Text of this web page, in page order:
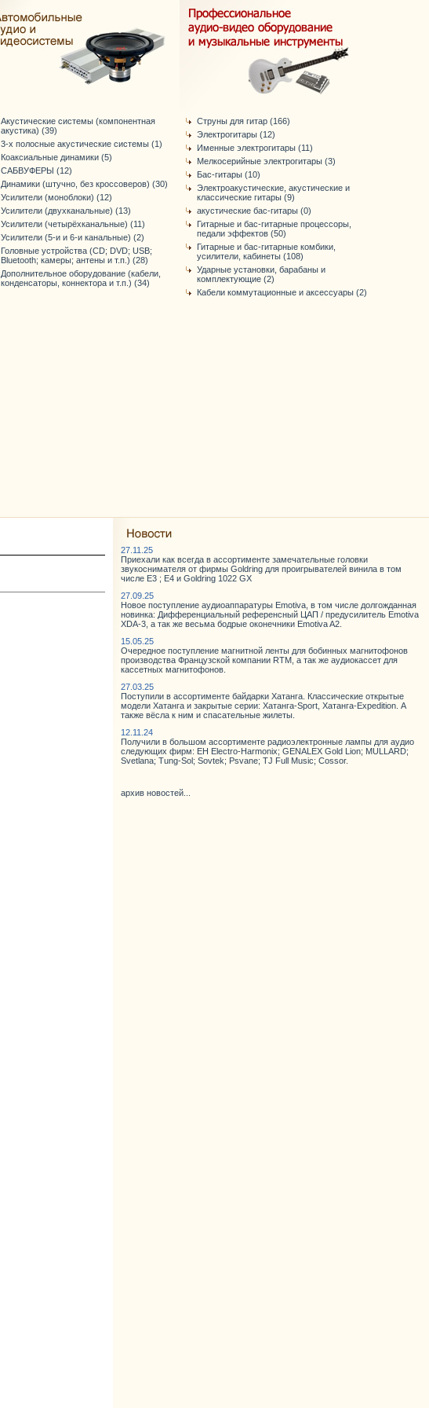
Акустические системы (компонентная
акустика) (39)
3-х полосные акустические системы (1)
Коаксиальные динамики (5)
САБВУФЕРЫ (12)
Динамики (штучно, без кроссоверов) (30)
Усилители (моноблоки) (12)
Усилители (двухканальные) (13)
Усилители (четырёхканальные) (11)
Усилители (5-и и 6-и канальные) (2)
Головные устройства (CD; DVD; USB;
Bluetooth; камеры; антены и т.п.) (28)
Дополнительное оборудование (кабели,
конденсаторы, коннектора и т.п.) (34)
Струны для гитар (166)
Электрогитары (12)
Именные электрогитары (11)
Мелкосерийные электрогитары (3)
Бас-гитары (10)
Электроакустические, акустические и
классические гитары (9)
акустические бас-гитары (0)
Гитарные и бас-гитарные процессоры,
педали эффектов (50)
Гитарные и бас-гитарные комбики,
усилители, кабинеты (108)
Ударные установки, барабаны и
комплектующие (2)
Кабели коммутационные и аксессуары (2)
27.11.25
Приехали как всегда в ассортименте замечательные головки
звукоснимателя от фирмы Goldring для проигрывателей винила в том
числе E3 ; E4 и Goldring 1022 GX
27.09.25
Новое поступление аудиоаппаратуры Emotiva, в том числе долгожданная
новинка: Дифференциальный референсный ЦАП / предусилитель Emotiva
XDA-3, а так же весьма бодрые оконечники Emotiva A2.
15.05.25
Очередное поступление магнитной ленты для бобинных магнитофонов
производства Французской компании RTM, а так же аудиокассет для
кассетных магнитофонов.
27.03.25
Поступили в ассортименте байдарки Хатанга. Классические открытые
модели Хатанга и закрытые серии: Хатанга-Sport, Хатанга-Expedition. А
также вёсла к ним и спасательные жилеты.
12.11.24
Получили в большом ассортименте радиоэлектронные лампы для аудио
следующих фирм: EH Electro-Harmonix; GENALEX Gold Lion; MULLARD;
Svetlana; Tung-Sol; Sovtek; Psvane; TJ Full Music; Cossor.
архив новостей...